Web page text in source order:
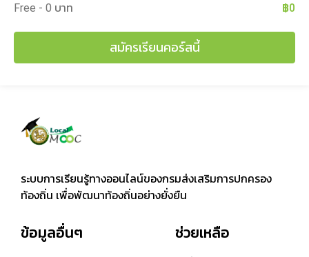
฿0
Free - 0 บาท
สมัครเรียนคอร์สนี้
ระบบการเรียนรู้ทางออนไลน์ของกรมส่งเสริมการปกครอง
ท้องถิ่น เพื่อพัฒนาท้องถิ่นอย่างยั่งยืน
ข้อมูลอื่นๆ ช่วยเหลือ